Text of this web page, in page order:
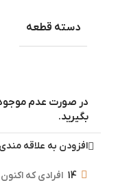
دسته قطعه
در صورت عدم
بگیرید.
افزودن به علاقه مندی
14 افرادی که